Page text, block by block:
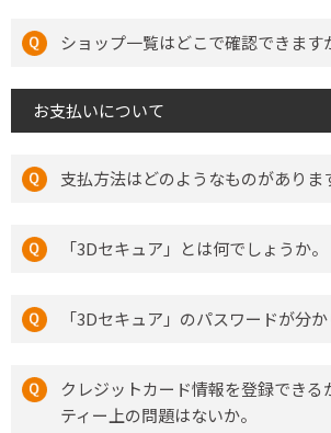
ショップ一覧はどこで確認できます
お支払いについて
支払方法はどのようなものがありま
「3Dセキュア」とは何でしょうか。
「3Dセキュア」のパスワードが分か
クレジットカード情報を登録できる
ティー上の問題はないか。